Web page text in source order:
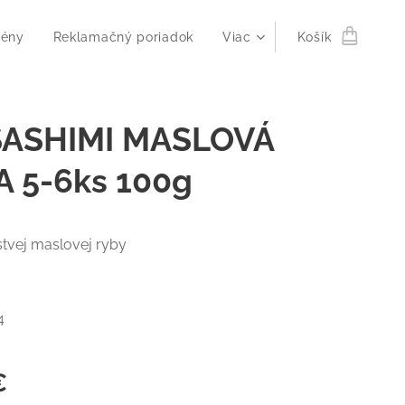
Reklamačný poriadok Viac Košík
MASLOVÁ
5-6ks 100g
maslovej ryby